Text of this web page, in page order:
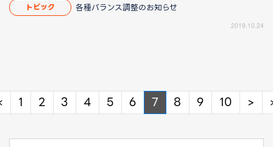
トピック 各種バランス調整のお知らせ
2019.10.24
Previous
1 2 3 4 5 6 7 8 9 10 >